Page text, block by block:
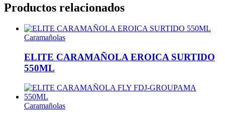
Productos relacionados
Caramañolas
ELITE CARAMAÑOLA EROICA SURTIDO
550ML
Caramañolas